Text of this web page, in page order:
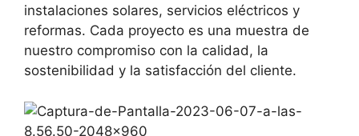
instalaciones solares, servicios eléctricos y
reformas. Cada proyecto es una muestra de
nuestro compromiso con la calidad, la
sostenibilidad y la satisfacción del cliente.